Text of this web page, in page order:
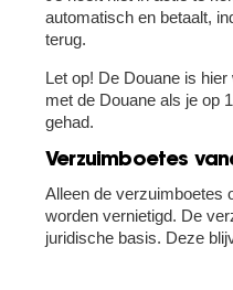
automatisch en betaalt,
terug.
Let op! De Douane is
met de Douane als je op
gehad.
Verzuimboetes
Alleen de verzuimboetes
worden vernietigd. De
juridische basis. Deze